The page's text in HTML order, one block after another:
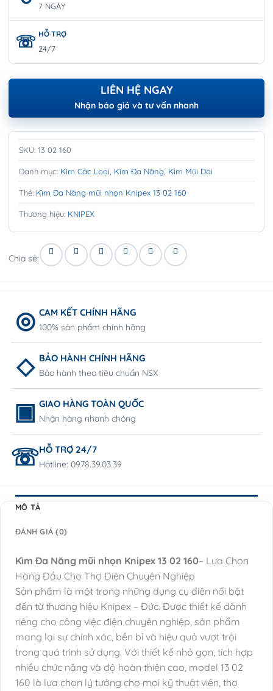
7 NGÀY
HỖ TRỢ
24/7
LIÊN HỆ NGAY
Nhận báo giá và tư vấn nhanh
SKU: 13 02 160
Danh mục: Kìm Các Loại Kìm Đa Năng Kìm Mũi Dài
Thẻ: Kìm Đa Năng mũi nhọn Knipex 13 02 160
Thương hiệu: KNIPEX
Chia sẻ:
CAM KẾT CHÍNH HÃNG
100% sản phẩm chính hãng
BẢO HÀNH CHÍNH HÃNG
Bảo hành theo tiêu chuẩn NSX
GIAO HÀNG TOÀN QUỐC
Nhận hàng nhanh chóng
HỖ TRỢ 24/7
Hotline: 0978.39.03.39
MÔ TẢ
ĐÁNH GIÁ (0)
Kìm Đa Năng mũi nhọn Knipex 13 02 160– Lựa Chọn
Hàng Đầu Cho Thợ Điện Chuyên Nghiệp
Sản phẩm là một trong những dụng cụ điện nổi bật
đến từ thương hiệu Knipex – Đức. Được thiết kế dành
riêng cho công việc điện chuyên nghiệp, sản phẩm
mang lại sự chính xác, bền bỉ và hiệu quả vượt trội
trong quá trình sử dụng. Với thiết kế nhỏ gọn, tích hợp
nhiều chức năng và độ hoàn thiện cao, model 13 02
160 là lựa chọn lý tưởng cho mọi kỹ thuật viên, thợ